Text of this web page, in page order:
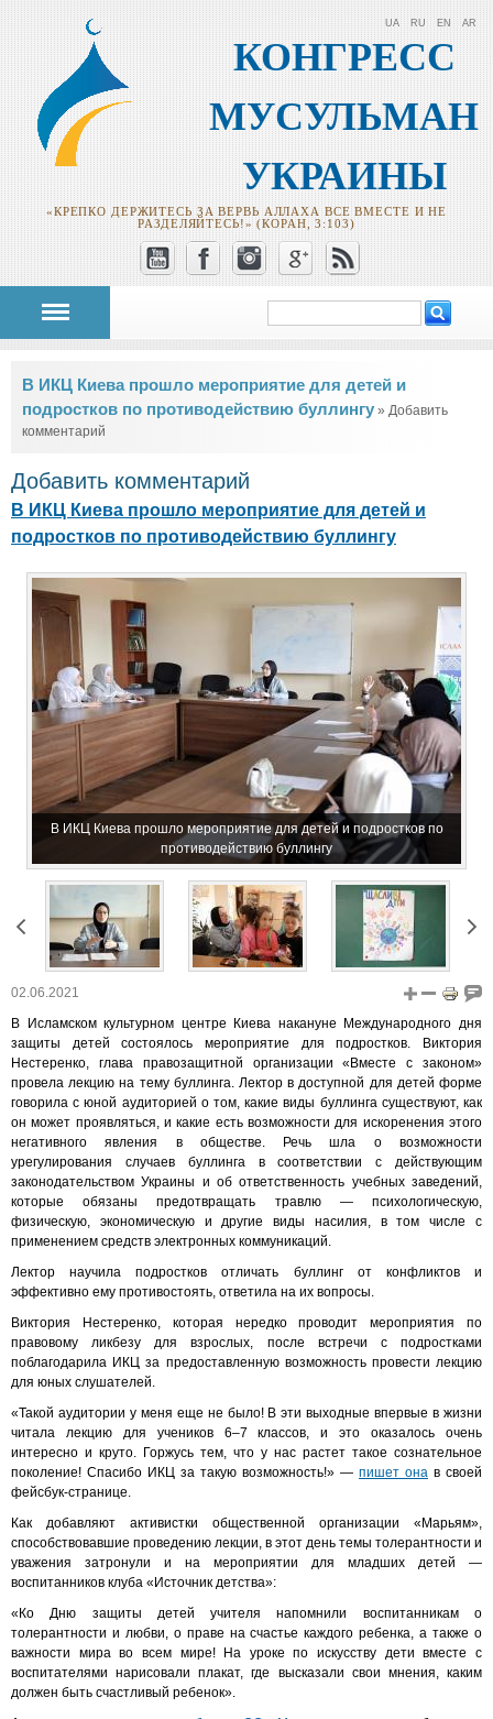
КОНГРЕСС
МУСУЛЬМАН
УКРАИНЫ
«КРЕПКО ДЕРЖИТЕСЬ ЗА ВЕРВЬ АЛЛАХА ВСЕ ВМЕСТЕ И НЕ
РАЗДЕЛЯЙТЕСЬ!» (КОРАН, 3:103)
UA RU EN AR
Форма поиска
Вы здесь
В ИКЦ Киева прошло мероприятие для детей и
подростков по противодействию буллингу » Добавить
комментарий
Добавить комментарий
В ИКЦ Киева прошло мероприятие для детей и
подростков по противодействию буллингу
В ИКЦ Киева прошло мероприятие для детей и подростков по
противодействию буллингу
02.06.2021
В Исламском культурном центре Киева накануне Международного дня
защиты детей состоялось мероприятие для подростков. Виктория
Нестеренко, глава правозащитной организации «Вместе с законом»
провела лекцию на тему буллинга. Лектор в доступной для детей форме
говорила с юной аудиторией о том, какие виды буллинга существуют, как
он может проявляться, и какие есть возможности для искоренения этого
негативного явления в обществе. Речь шла о возможности
урегулирования случаев буллинга в соответствии с действующим
законодательством Украины и об ответственность учебных заведений,
которые обязаны предотвращать травлю — психологическую,
физическую, экономическую и другие виды насилия, в том числе с
применением средств электронных коммуникаций.
Лектор научила подростков отличать буллинг от конфликтов и
эффективно ему противостоять, ответила на их вопросы.
Виктория Нестеренко, которая нередко проводит мероприятия по
правовому ликбезу для взрослых, после встречи с подростками
поблагодарила ИКЦ за предоставленную возможность провести лекцию
для юных слушателей.
«Такой аудитории у меня еще не было! В эти выходные впервые в жизни
читала лекцию для учеников 6–7 классов, и это оказалось очень
интересно и круто. Горжусь тем, что у нас растет такое сознательное
поколение! Спасибо ИКЦ за такую ​​возможность!» — пишет она в своей
фейсбук-странице.
Как добавляют активистки общественной организации «Марьям»,
способствовавшие проведению лекции, в этот день темы толерантности и
уважения затронули и на мероприятии для младших детей —
воспитанников клуба «Источник детства»:
«Ко Дню защиты детей учителя напомнили воспитанникам о
толерантности и любви, о праве на счастье каждого ребенка, а также о
важности мира во всем мире! На уроке по искусству дети вместе с
воспитателями нарисовали плакат, где высказали свои мнения, каким
должен быть счастливый ребенок».